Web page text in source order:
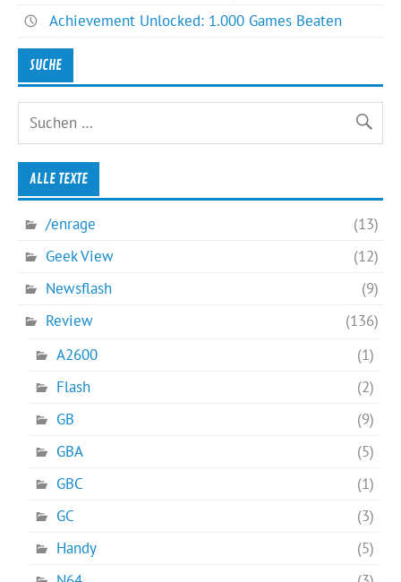
Achievement Unlocked: 1.000 Games Beaten
SUCHE
ALLE TEXTE
/enrage
(13)
Geek View
(12)
Newsflash
(9)
Review
(136)
A2600
(1)
Flash
(2)
GB
(9)
GBA
(5)
GBC
(1)
GC
(3)
Handy
(5)